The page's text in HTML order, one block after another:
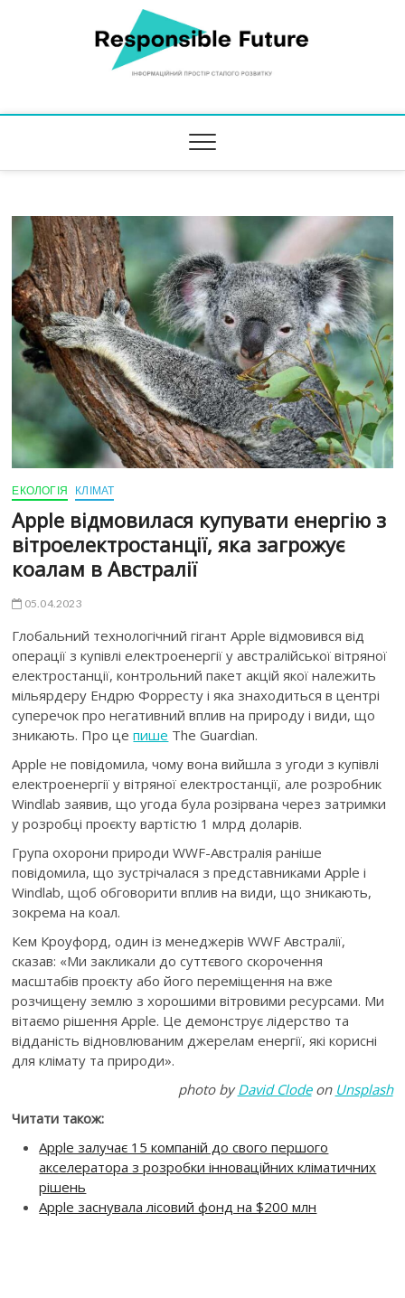
Responsible Future
ЕКОЛОГІЯ КЛІМАТ
Apple відмовилася купувати енергію з
вітроелектростанції, яка загрожує
коалам в Австралії
05.04.2023
Глобальний технологічний гігант Apple відмовився від
операції з купівлі електроенергії у австралійської вітряної
електростанції, контрольний пакет акцій якої належить
мільярдеру Ендрю Форресту і яка знаходиться в центрі
суперечок про негативний вплив на природу і види, що
зникають. Про цепише The Guardian.
Apple не повідомила, чому вона вийшла з угоди з купівлі
електроенергії у вітряної електростанції, але розробник
Windlab заявив, що угода була розірвана через затримки
у розробці проєкту вартістю 1 млрд доларів.
Група охорони природи WWF-Австралія раніше
повідомила, що зустрічалася з представниками Apple і
Windlab, щоб обговорити вплив на види, що зникають,
зокрема на коал.
Кем Кроуфорд, один із менеджерів WWF Австралії,
сказав: «Ми закликали до суттєвого скорочення
масштабів проєкту або його переміщення на вже
розчищену землю з хорошими вітровими ресурсами. Ми
вітаємо рішення Apple. Це демонструє лідерство та
відданість відновлюваним джерелам енергії, які корисні
для клімату та природи».
photo byDavid Clodeon Unsplash
Читати також:
Apple залучає 15 компаній до свого першого
акселератора з розробки інноваційних кліматичних
рішень
Apple заснувала лісовий фонд на $200 млн